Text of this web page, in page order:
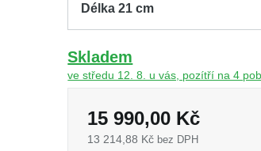
Skladem
ve středu 12. 8. u vás, pozítří na 4
15 990,00 Kč
13 214,88 Kč bez DPH